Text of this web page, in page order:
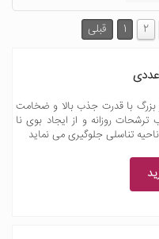
قبلی 1 2
بزرگ با قدرت جذب بالا و ضخامت
روزانه و از ایجاد بوی نا
تناسلی جلوگیری می نماید